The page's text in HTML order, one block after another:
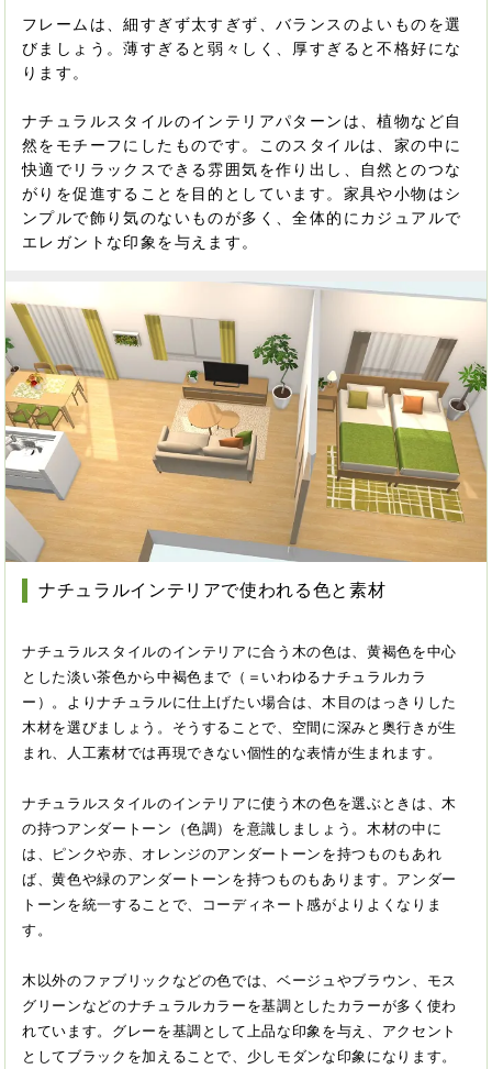
フレームは、細すぎず太すぎず、バランスのよいものを選
びましょう。薄すぎると弱々しく、厚すぎると不格好にな
ります。
ナチュラルスタイルのインテリアパターンは、植物など自
然をモチーフにしたものです。このスタイルは、家の中に
快適でリラックスできる雰囲気を作り出し、自然とのつな
がりを促進することを目的としています。家具や小物はシ
ンプルで飾り気のないものが多く、全体的にカジュアルで
エレガントな印象を与えます。
ナチュラルインテリアで使われる色と素材
ナチュラルスタイルのインテリアに合う木の色は、黄褐色を中心
とした淡い茶色から中褐色まで（＝いわゆるナチュラルカラ
ー）。よりナチュラルに仕上げたい場合は、木目のはっきりした
木材を選びましょう。そうすることで、空間に深みと奥行きが生
まれ、人工素材では再現できない個性的な表情が生まれます。
ナチュラルスタイルのインテリアに使う木の色を選ぶときは、木
の持つアンダートーン（色調）を意識しましょう。木材の中に
は、ピンクや赤、オレンジのアンダートーンを持つものもあれ
ば、黄色や緑のアンダートーンを持つものもあります。アンダー
トーンを統一することで、コーディネート感がよりよくなりま
す。
木以外のファブリックなどの色では、ベージュやブラウン、モス
グリーンなどのナチュラルカラーを基調としたカラーが多く使わ
れています。グレーを基調として上品な印象を与え、アクセント
としてブラックを加えることで、少しモダンな印象になります。